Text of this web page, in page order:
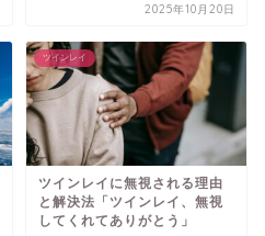
2025年10月20日
ツインレイ
ツインレイに無視される理由
と解決法「ツインレイ、無視
してくれてありがとう」